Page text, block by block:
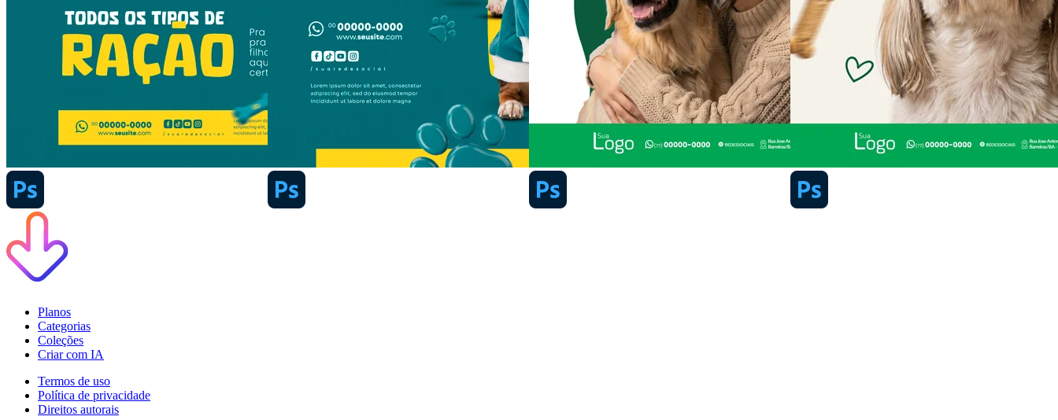
Planos
Categorias
Coleções
Criar com IA
Termos de uso
Política de privacidade
Direitos autorais